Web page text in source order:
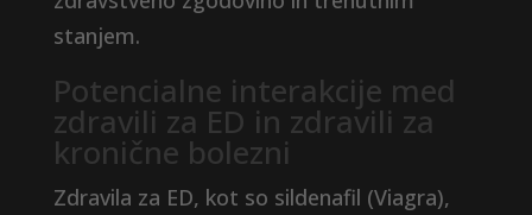
stanjem.
Potencialne interakcije med
zdravili za ED in zdravili za
kronične bolezni
Zdravila za ED, kot so sildenafil (Viagra),